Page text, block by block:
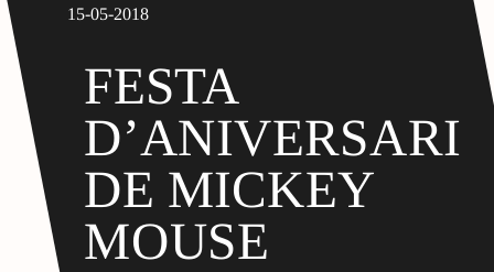
15-05-2018
FESTA
D’ANIVERSARI
DE MICKEY
MOUSE